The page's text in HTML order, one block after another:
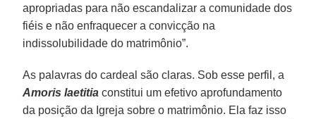
apropriadas para não escandalizar a comunidade dos
fiéis e não enfraquecer a convicção na
indissolubilidade do matrimônio”.
As palavras do cardeal são claras. Sob esse perfil, a
Amoris laetitia constitui um efetivo aprofundamento
da posição da Igreja sobre o matrimônio. Ela faz isso